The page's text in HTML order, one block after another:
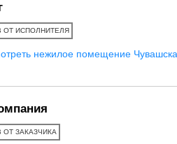
ОТ ИСПОЛНИТЕЛЯ
нежилое помещение
ОТ ЗАКАЗЧИКА